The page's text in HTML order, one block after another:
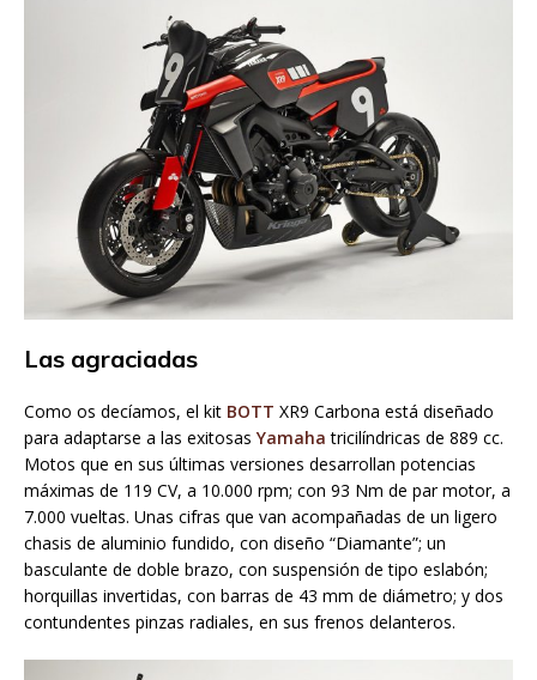
Las agraciadas
Como os decíamos, el kit BOTT XR9 Carbona está diseñado
para adaptarse a las exitosas Yamahatricilíndricas de 889 cc.
Motos que en sus últimas versiones desarrollan potencias
máximas de 119 CV, a 10.000 rpm; con 93 Nm de par motor, a
7.000 vueltas. Unas cifras que van acompañadas de un ligero
chasis de aluminio fundido, con diseño “Diamante”; un
basculante de doble brazo, con suspensión de tipo eslabón;
horquillas invertidas, con barras de 43 mm de diámetro; y dos
contundentes pinzas radiales, en sus frenos delanteros.